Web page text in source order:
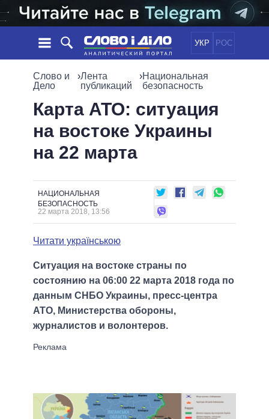
УКР РОС
НОВОСТИ
СОБЫТИЯ
СТАТЬИ
МНЕНИЯ
ДАЙДЖЕСТЫ
ЭКОНОМИКА
ОБЩЕСТВО
ОБЕЩАНИЯ
ПОЛИТИКИ
ВСЕ ПОЛИТИКИ
ВЕРХОВНАЯ РАДА
КАБИНЕТ МИНИСТРОВ
ГЛАВЫ ОБЛАДМИНИСТРАЦИЙ
МЭРЫ
ИНФОГРАФИКА
ВИДЕО
ПОДДЕРЖАТЬ
СРАВНЕНИЕ ПОЛИТИКОВ
Слово и
Дело
›Лента
публикаций
›Национальная
безопасность
Карта АТО: ситуация
на востоке Украины
на 22 марта
НАЦИОНАЛЬНАЯ
БЕЗОПАСНОСТЬ
22 марта 2018, 13:56
Читати українською
Ситуация на востоке страны по
состоянию на 06:00 22 марта 2018 года по
данным СНБО Украины, пресс-центра
АТО, Министерства обороны,
журналистов и волонтеров.